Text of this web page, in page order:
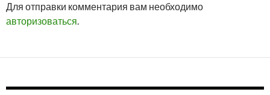
Для отправки комментария вам необходимо
авторизоваться.